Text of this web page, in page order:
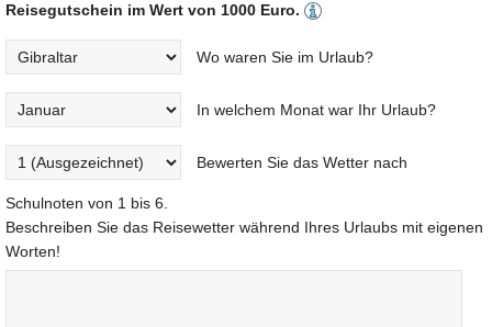
Reisegutschein im Wert von 1000 Euro.
Wo waren Sie im Urlaub?
In welchem Monat war Ihr Urlaub?
Bewerten Sie das Wetter nach
Schulnoten von 1 bis 6.
Beschreiben Sie das Reisewetter während Ihres Urlaubs mit eigenen
Worten!